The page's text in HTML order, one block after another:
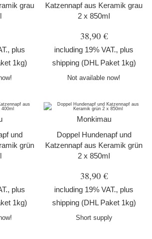
grau
plus
1kg)
Katzennapf aus Keramik grau
2 x 850ml
38,90 €
including 19% VAT., plus
shipping (DHL Paket 1kg)
Not available now!
und
grün
plus
1kg)
Monkimau
Doppel Hundenapf und
Katzennapf aus Keramik grün
2 x 850ml
38,90 €
including 19% VAT., plus
shipping (DHL Paket 1kg)
Short supply